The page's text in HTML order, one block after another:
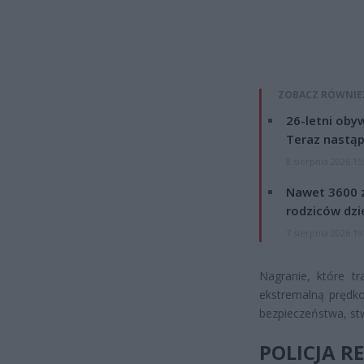
ZOBACZ
26-letni
Teraz
Nawet 3600
rodziców
Nagranie, które
ekstremalną
bezpieczeństwa,
POLICJA